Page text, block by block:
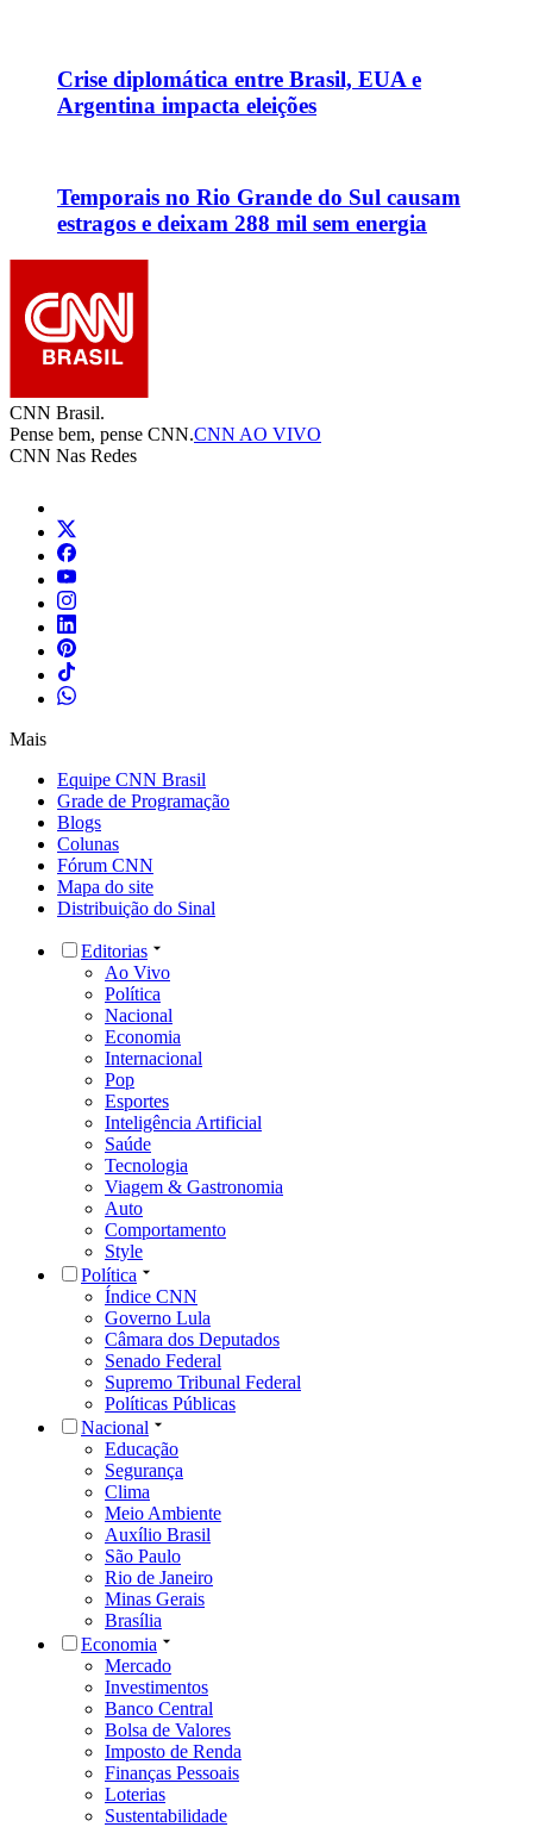
Crise diplomática entre Brasil, EUA e
Argentina impacta eleições
Temporais no Rio Grande do Sul causam
estragos e deixam 288 mil sem energia
CNN Brasil.
Pense bem, pense CNN.CNN AO VIVO
CNN Nas Redes
Mais
Equipe CNN Brasil
Grade de Programação
Blogs
Colunas
Fórum CNN
Mapa do site
Distribuição do Sinal
Editorias
Ao Vivo
Política
Nacional
Economia
Internacional
Pop
Esportes
Inteligência Artificial
Saúde
Tecnologia
Viagem & Gastronomia
Auto
Comportamento
Style
Política
Índice CNN
Governo Lula
Câmara dos Deputados
Senado Federal
Supremo Tribunal Federal
Políticas Públicas
Nacional
Educação
Segurança
Clima
Meio Ambiente
Auxílio Brasil
São Paulo
Rio de Janeiro
Minas Gerais
Brasília
Economia
Mercado
Investimentos
Banco Central
Bolsa de Valores
Imposto de Renda
Finanças Pessoais
Loterias
Sustentabilidade